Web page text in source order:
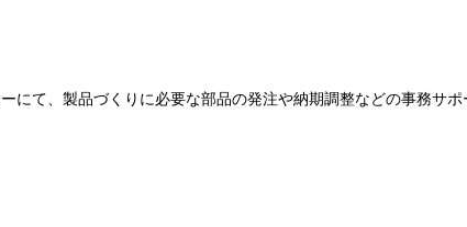
にて、製品づくりに必要な部品の発注や納期調整などの事務サ